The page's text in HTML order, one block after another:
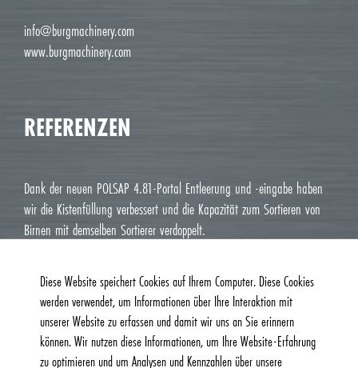
info@burgmachinery.com
www.burgmachinery.com
REFERENZEN
Dank der neuen POLSAP 4.81-Portal Entleerung und -eingabe haben
wir die Kistenfüllung verbessert und die Kapazität zum Sortieren von
Birnen mit demselben Sortierer verdoppelt.
Diese Website speichert Cookies auf Ihrem Computer. Diese Cookies
werden verwendet, um Informationen über Ihre Interaktion mit
unserer Website zu erfassen und damit wir uns an Sie erinnern
können. Wir nutzen diese Informationen, um Ihre Website-Erfahrung
zu optimieren und um Analysen und Kennzahlen über unsere